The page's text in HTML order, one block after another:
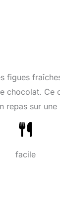
figues
chocolat. Ce
sur
facile